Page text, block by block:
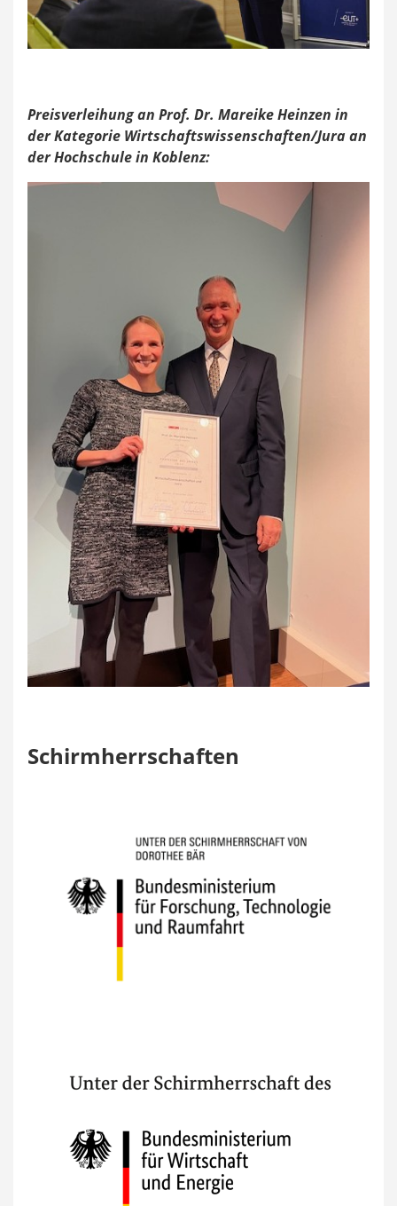
Preisverleihung an Prof. Dr. Mareike Heinzen in
der Kategorie Wirtschaftswissenschaften/Jura an
der Hochschule in Koblenz:
Schirmherrschaften